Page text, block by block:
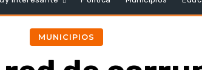
MUNICIPIOS